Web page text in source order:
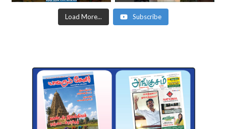
Load More... Subscribe